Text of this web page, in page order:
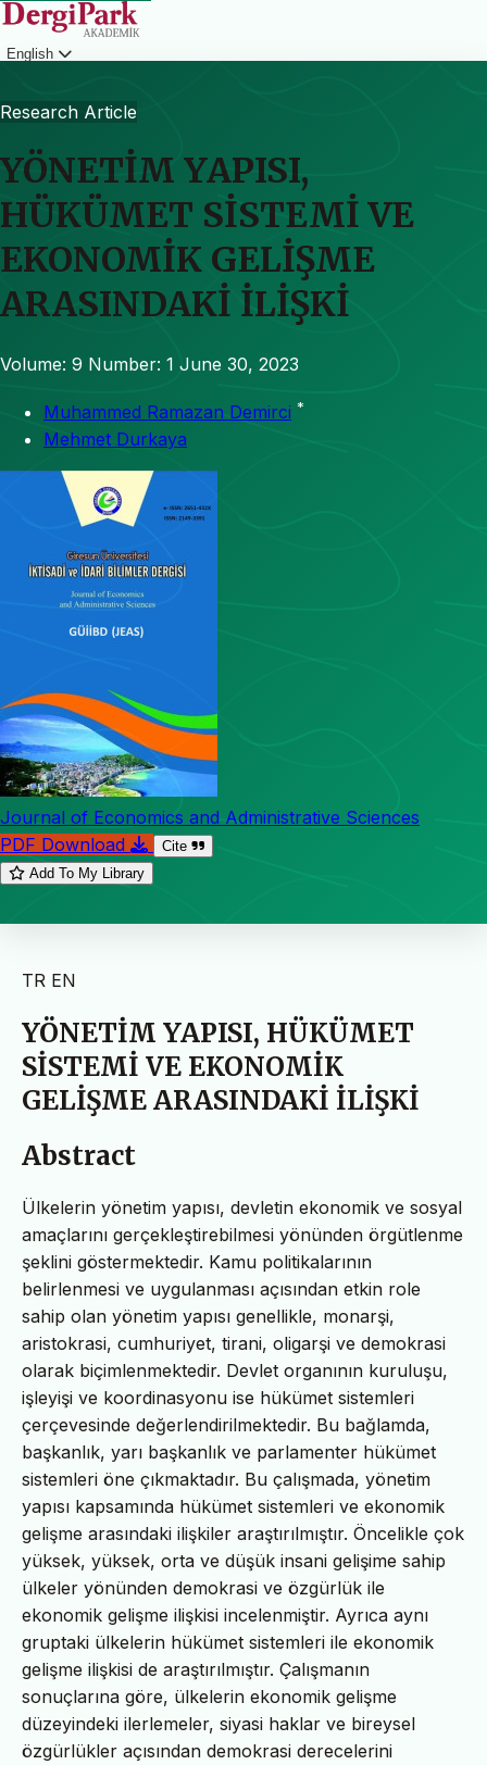
English
Research Article
YÖNETİM YAPISI,
HÜKÜMET SİSTEMİ VE
EKONOMİK GELİŞME
ARASINDAKİ İLİŞKİ
Volume: 9 Number: 1 June 30, 2023
Muhammed Ramazan Demirci *
Mehmet Durkaya
Journal of Economics and Administrative Sciences
PDF Download
Cite
Add To My Library
TR EN
YÖNETİM YAPISI, HÜKÜMET
SİSTEMİ VE EKONOMİK
GELİŞME ARASINDAKİ İLİŞKİ
Abstract
Ülkelerin yönetim yapısı, devletin ekonomik ve sosyal
amaçlarını gerçekleştirebilmesi yönünden örgütlenme
şeklini göstermektedir. Kamu politikalarının
belirlenmesi ve uygulanması açısından etkin role
sahip olan yönetim yapısı genellikle, monarşi,
aristokrasi, cumhuriyet, tirani, oligarşi ve demokrasi
olarak biçimlenmektedir. Devlet organının kuruluşu,
işleyişi ve koordinasyonu ise hükümet sistemleri
çerçevesinde değerlendirilmektedir. Bu bağlamda,
başkanlık, yarı başkanlık ve parlamenter hükümet
sistemleri öne çıkmaktadır. Bu çalışmada, yönetim
yapısı kapsamında hükümet sistemleri ve ekonomik
gelişme arasındaki ilişkiler araştırılmıştır. Öncelikle çok
yüksek, yüksek, orta ve düşük insani gelişime sahip
ülkeler yönünden demokrasi ve özgürlük ile
ekonomik gelişme ilişkisi incelenmiştir. Ayrıca aynı
gruptaki ülkelerin hükümet sistemleri ile ekonomik
gelişme ilişkisi de araştırılmıştır. Çalışmanın
sonuçlarına göre, ülkelerin ekonomik gelişme
düzeyindeki ilerlemeler, siyasi haklar ve bireysel
özgürlükler açısından demokrasi derecelerini